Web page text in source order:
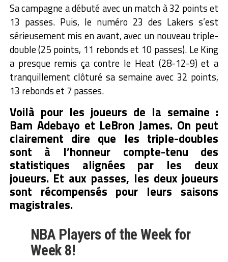
Sa campagne a débuté avec un match à 32 points et
13 passes. Puis, le numéro 23 des Lakers s’est
sérieusement mis en avant, avec un nouveau triple-
double (25 points, 11 rebonds et 10 passes). Le King
a presque remis ça contre le Heat (28-12-9) et a
tranquillement clôturé sa semaine avec 32 points,
13 rebonds et 7 passes.
Voilà pour les joueurs de la semaine :
Bam Adebayo et LeBron James. On peut
clairement dire que les triple-doubles
sont à l’honneur compte-tenu des
statistiques alignées par les deux
joueurs. Et aux passes, les deux joueurs
sont récompensés pour leurs saisons
magistrales.
NBA Players of the Week for
Week 8!